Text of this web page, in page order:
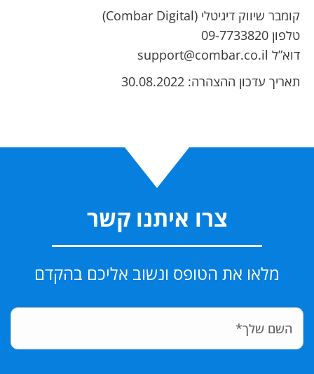
קומבר שיווק דיגיטלי (Combar Digital)
טלפון 09-7733820
דוא”ל support@combar.co.il
תאריך עדכון ההצהרה: 30.08.2022
צרו איתנו קשר
מלאו את הטופס ונשוב אליכם בהקדם